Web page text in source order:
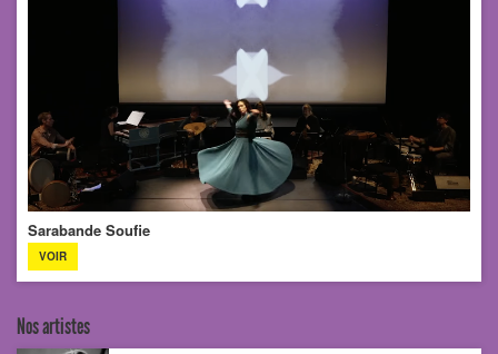
Sarabande Soufie
VOIR
Nos artistes